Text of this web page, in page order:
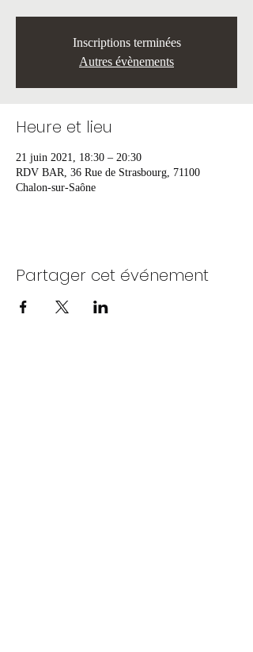
Inscriptions terminées
Autres évènements
Heure et lieu
21 juin 2021, 18:30 – 20:30
RDV BAR, 36 Rue de Strasbourg, 71100
Chalon-sur-Saône
Partager cet événement